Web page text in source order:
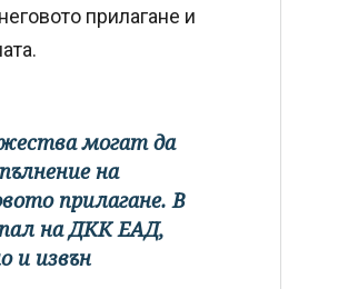
прилагане и
могат да
на
прилагане. В
на ДКК ЕАД,
и извън